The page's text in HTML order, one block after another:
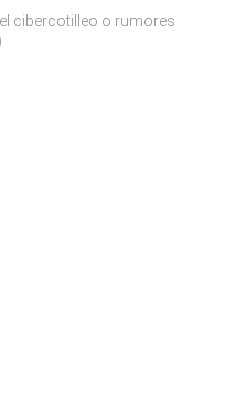
cibercotilleo o rumores